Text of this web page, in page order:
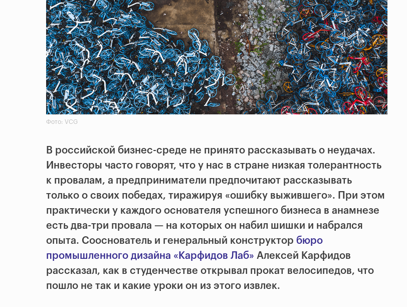
Фото: VCG
В российской бизнес-среде не принято рассказывать о неудачах.
Инвесторы часто говорят, что у нас в стране низкая толерантность
к провалам, а предприниматели предпочитают рассказывать
только о своих победах, тиражируя «ошибку выжившего». При этом
практически у каждого основателя успешного бизнеса в анамнезе
есть два-три провала — на которых он набил шишки и набрался
опыта. Сооснователь и генеральный конструктор бюро
промышленного дизайна «Карфидов Лаб» Алексей Карфидов
рассказал, как в студенчестве открывал прокат велосипедов, что
пошло не так и какие уроки он из этого извлек.